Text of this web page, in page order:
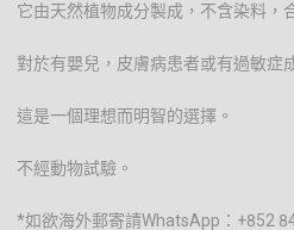
它由天然植物成分製成，不含染料，
對於有嬰兒，皮膚病患者或有過敏症
這是一個理想而明智的選擇。
不經動物試驗。
*如欲海外郵寄請WhatsApp：+852